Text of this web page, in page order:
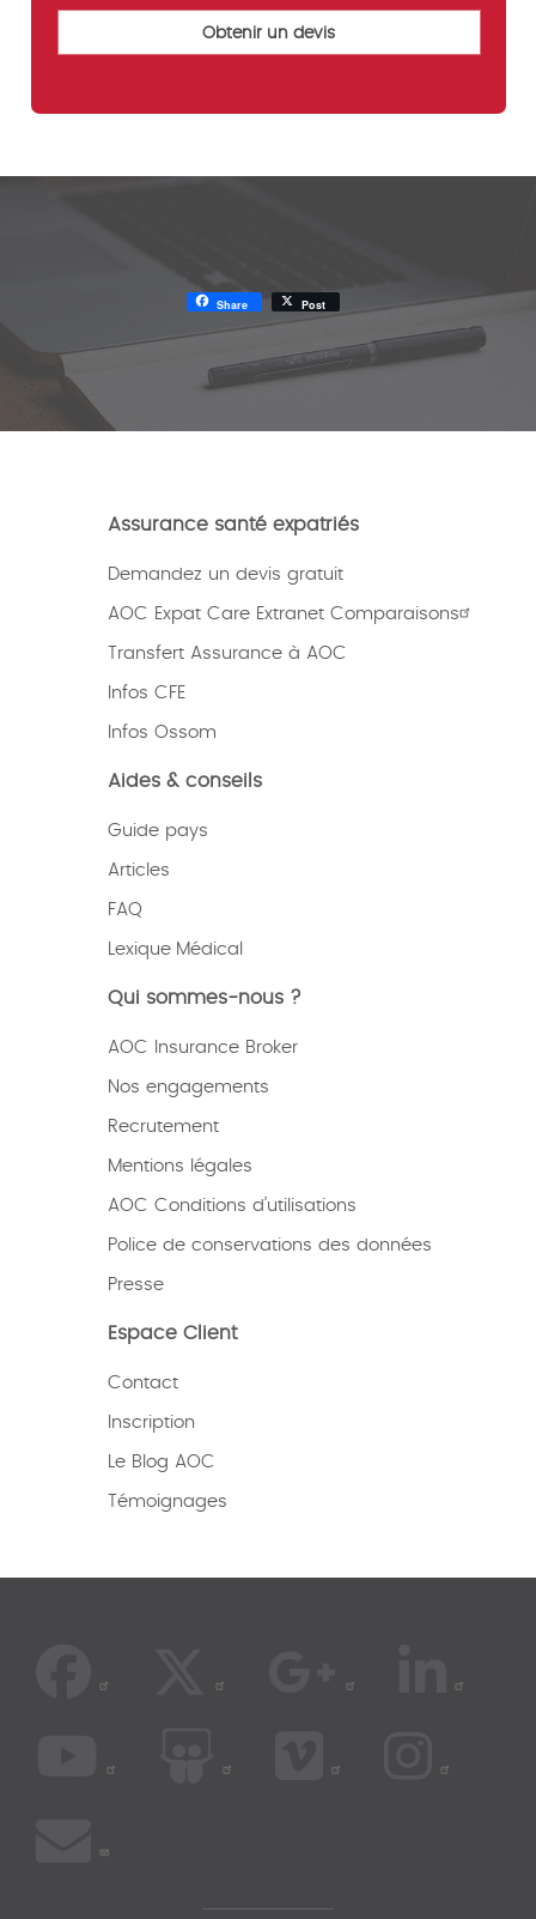
Share Post
Assurance santé expatriés
Demandez un devis gratuit
AOC Expat Care Extranet Comparaisons
Transfert Assurance à AOC
Infos CFE
Infos Ossom
Aides & conseils
Guide pays
Articles
FAQ
Lexique Médical
Qui sommes-nous ?
AOC Insurance Broker
Nos engagements
Recrutement
Mentions légales
AOC Conditions d’utilisations
Police de conservations des données
Presse
Espace Client
Contact
Inscription
Le Blog AOC
Témoignages